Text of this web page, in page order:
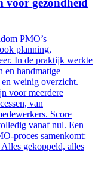
PMO’s
planning,
In de praktijk werkte
en handmatige
weinig overzicht.
voor meerdere
van
Score
vanaf nul. Een
proces samenkomt:
gekoppeld, alles